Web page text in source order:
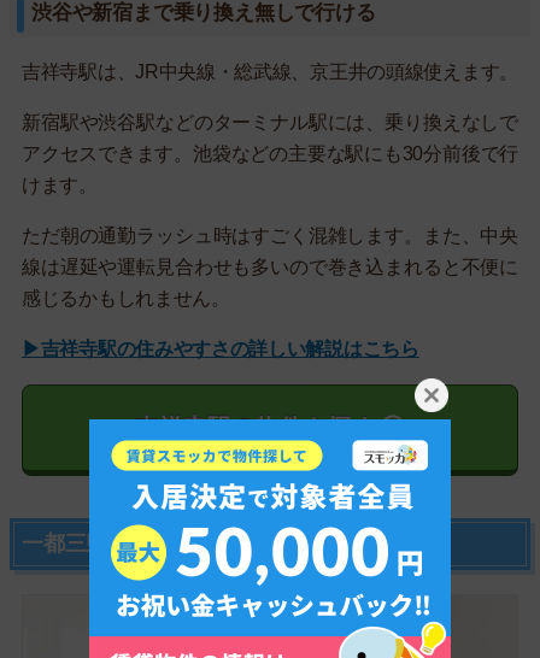
渋谷や新宿まで乗り換え無しで行ける
吉祥寺駅は、JR中央線・総武線、京王井の頭線使えます。
新宿駅や渋谷駅などのターミナル駅には、乗り換えなしで
アクセスできます。池袋などの主要な駅にも30分前後で行
けます。
ただ朝の通勤ラッシュ時はすごく混雑します。また、中央
線は遅延や運転見合わせも多いので巻き込まれると不便に
感じるかもしれません。
▶吉祥寺駅の住みやすさの詳しい解説はこちら
吉祥寺駅の物件を探す
一都三県の部屋探しならスミカがおすすめ